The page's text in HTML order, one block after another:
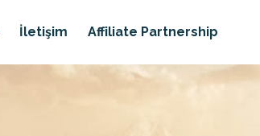
İletişim Affiliate Partnership